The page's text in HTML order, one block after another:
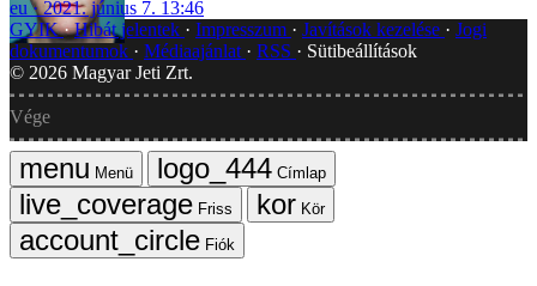
eu
2021. június 7. 13:46
GYIK Hibát jelentek Impresszum Javítások kezelése
Jogi
dokumentumok
Médiaajánlat RSS
Sütibeállítások
© 2026 Magyar Jeti Zrt.
Vége
Menü
Címlap
Friss
Kör
Fiók